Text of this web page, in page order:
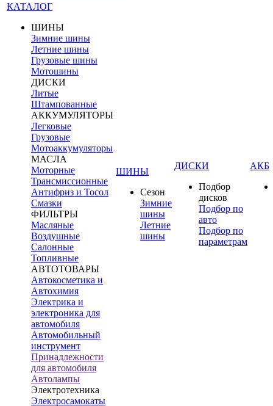
КАТАЛОГ
ШИНЫ
Зимние шины
Летние шины
Грузовые шины
Мотошины
ДИСКИ
Литые
Штампованные
АККУМУЛЯТОРЫ
Легковые
Грузовые
Мотоаккумуляторы
МАСЛА
Моторные
Трансмиссионные
Антифриз и Тосол
Смазки
ФИЛЬТРЫ
Масляные
Воздушные
Салонные
Топливные
АВТОТОВАРЫ
Автокосметика и
Автохимия
Электрика и
электроника для
автомобиля
Автомобильный
инструмент
Принадлежности
для автомобиля
Автолампы
Электротехника
Электросамокаты
ШИНЫ
Сезон
Зимние
шины
Летние
шины
ДИСКИ
Подбор
дисков
Подбор по
авто
Подбор по
параметрам
АКБ